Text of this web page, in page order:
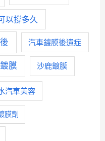
以撐多久
汽車鍍膜後遺症
膜 沙鹿鍍膜
汽車美容
膜劑